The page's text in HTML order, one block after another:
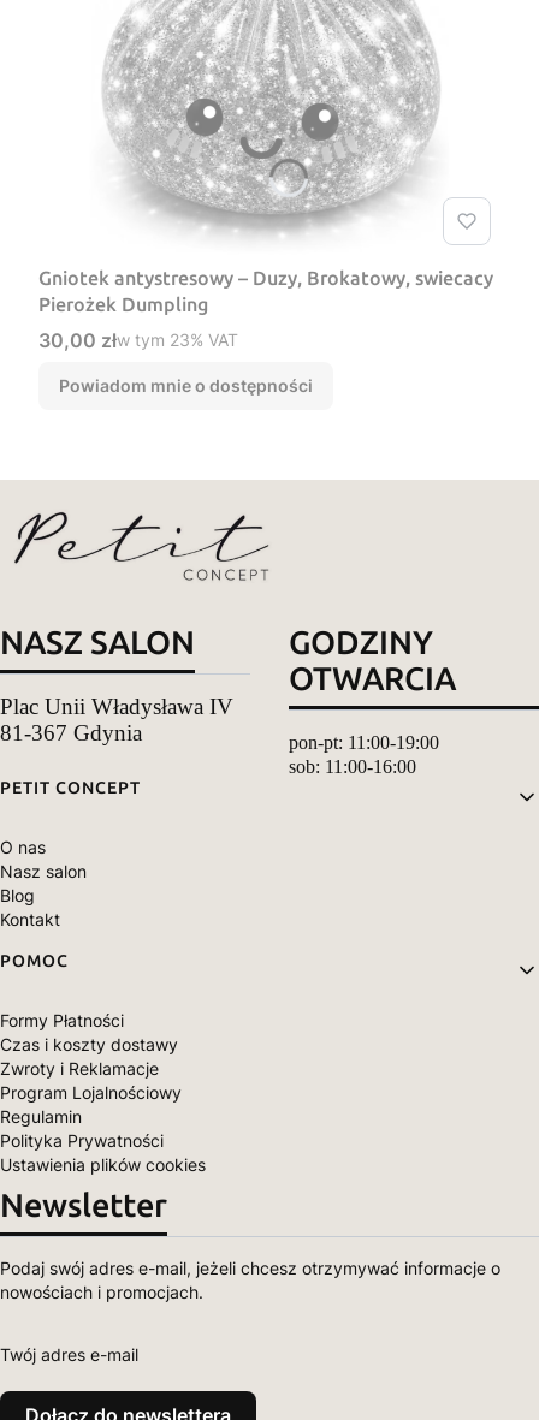
Gniotek antystresowy – Duzy, Brokatowy, swiecacy
Pierożek Dumpling
Cena brutto
30,00 złw tym %s VAT
w tym 23% VAT
Powiadom mnie o dostępności
NASZ SALON
Plac Unii Władysława IV
81-367 Gdynia
GODZINY
OTWARCIA
pon-pt: 11:00-19:00
sob: 11:00-16:00
Linki w stopce
PETIT CONCEPT
O nas
Nasz salon
Blog
Kontakt
POMOC
Formy Płatności
Czas i koszty dostawy
Zwroty i Reklamacje
Program Lojalnościowy
Regulamin
Polityka Prywatności
Ustawienia plików cookies
Newsletter
Podaj swój adres e-mail, jeżeli chcesz otrzymywać informacje o
nowościach i promocjach.
Twój adres e-mail